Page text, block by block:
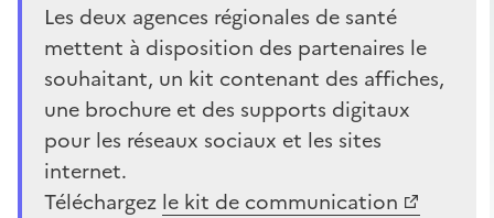
Les deux agences régionales de santé
mettent à disposition des partenaires le
souhaitant, un kit contenant des affiches,
une brochure et des supports digitaux
pour les réseaux sociaux et les sites
internet.
Téléchargez le kit de communication